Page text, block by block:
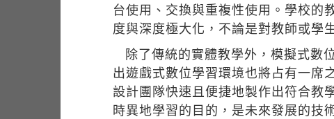
台使用、交換與重複性使用。學校的
度與深度極大化，不論是對教師或學
除了傳統的實體教學外，模擬式數
出遊戲式數位學習環境也將占有一席
設計團隊快速且便捷地製作出符合教
時異地學習的目的，是未來發展的技